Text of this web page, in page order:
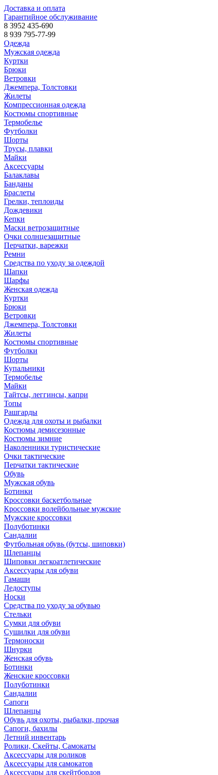
Доставка и оплата
Гарантийное обслуживание
8 3952 435-690
8 939 795-77-99
Одежда
Мужская одежда
Куртки
Брюки
Ветровки
Джемпера, Толстовки
Жилеты
Компрессионная одежда
Костюмы спортивные
Термобелье
Футболки
Шорты
Трусы, плавки
Майки
Аксессуары
Балаклавы
Банданы
Браслеты
Грелки, теплоиды
Дождевики
Кепки
Маски ветрозащитные
Очки солнцезащитные
Перчатки, варежки
Ремни
Средства по уходу за одеждой
Шапки
Шарфы
Женская одежда
Куртки
Брюки
Ветровки
Джемпера, Толстовки
Жилеты
Костюмы спортивные
Футболки
Шорты
Купальники
Термобелье
Майки
Тайтсы, леггинсы, капри
Топы
Рашгарды
Одежда для охоты и рыбалки
Костюмы демисезонные
Костюмы зимние
Наколенники туристические
Очки тактические
Перчатки тактические
Обувь
Мужская обувь
Ботинки
Кроссовки баскетбольные
Кроссовки волейбольные мужские
Мужские кроссовки
Полуботинки
Сандалии
Футбольная обувь (бутсы, шиповки)
Шлепанцы
Шиповки легкоатлетические
Аксессуары для обуви
Гамаши
Ледоступы
Носки
Средства по уходу за обувью
Стельки
Сумки для обуви
Сушилки для обуви
Термоноски
Шнурки
Женская обувь
Ботинки
Женские кроссовки
Полуботинки
Сандалии
Сапоги
Шлепанцы
Обувь для охоты, рыбалки, прочая
Сапоги, бахилы
Летний инвентарь
Ролики, Скейты, Самокаты
Аксессуары для роликов
Аксессуары для самокатов
Аксессуары для скейтбордов